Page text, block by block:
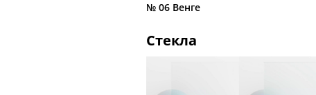
№ 06 Венге
Стекла